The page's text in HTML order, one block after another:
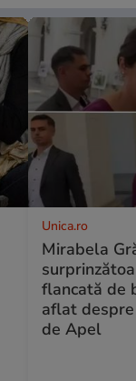
Unica.ro
Mirabela
flancată de
aflat
de Apel